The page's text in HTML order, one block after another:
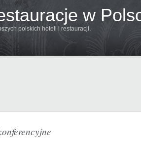
w
polskich hoteli i restauracji.